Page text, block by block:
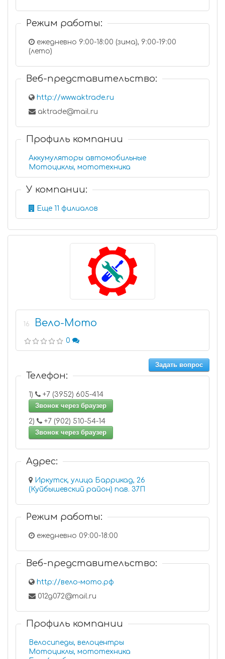
Режим работы:
ежедневно 9:00-18:00 (зима), 9:00-19:00
(лето)
Веб-представительство:
http://www.aktrade.ru
aktrade@mail.ru
Профиль компании
Аккумуляторы автомобильные
Мотоциклы, мототехника
У компании:
Еще 11 филиалов
16 Вело-Мото
0
Задать вопрос
Телефон:
1)
+7 (3952) 605-414
Звонок через браузер
2)
+7 (902) 510-54-14
Звонок через браузер
Адрес:
Иркутск, улица Баррикад, 26
(Куйбышевский район) пав. 37П
Режим работы:
ежедневно 09:00-18:00
Веб-представительство:
http://вело-мото.рф
012g072@mail.ru
Профиль компании
Велосипеды, велоцентры
Мотоциклы, мототехника